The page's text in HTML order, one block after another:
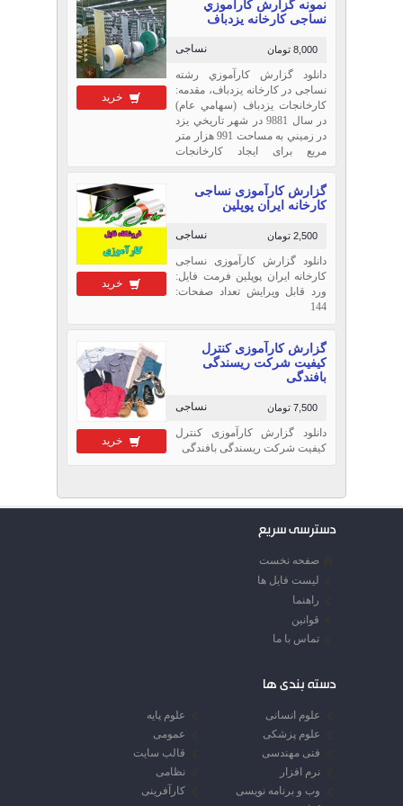
ایست برای از بین بردن وضوح و
مشخصات بدن که این کلمه در
خرید
نمونه گزارش كارآموزي
نساجی كارخانه يزدباف
نساجی 8,000 تومان
دانلود گزارش كارآموزي رشته
نساجی در كارخانه يزدباف، مقدمه:
کارخانجات یزدباف (سهامي عام)
در سال 9881 در شهر تاریخي یزد
در زمیني به مساحت 991 هزار متر
مربع برای ایجاد کارخانجات
پارچه های پنبه ای تاسیس گردید.
در سال 9811 طرح توسعه
کارخانجات جدید در دستور کار
خرید
گزارش کارآموزی نساجی
كارخانه ايران پوپلين
نساجی 2,500 تومان
دانلود گزارش کارآموزی نساجی
كارخانه ايران پوپلين فرمت فایل:
ورد قابل ویرایش تعداد صفحات:
144
خرید
گزارش کارآموزی کنترل
کیفیت شرکت ریسندگی
بافندگی
نساجی 7,500 تومان
دانلود گزارش کارآموزی کنترل
کیفیت شرکت ریسندگی بافندگی
دسترسی سریع
صفحه نخست
لیست فایل ها
راهنما
قوانین
تماس با ما
دسته بندی ها
علوم انسانی
علوم پایه
علوم پزشکی
عمومی
فنی مهندسی
قالب سایت
نرم افزار
نظامی
وب و برنامه نویسی
کارآفرینی